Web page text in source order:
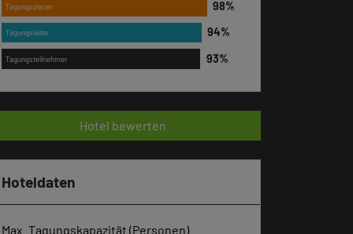
Tagungsplaner
Tagungsleiter
Tagungsteilnehmer
Hotel bewerten
Hoteldaten
Max. Tagungskapazität (Personen)